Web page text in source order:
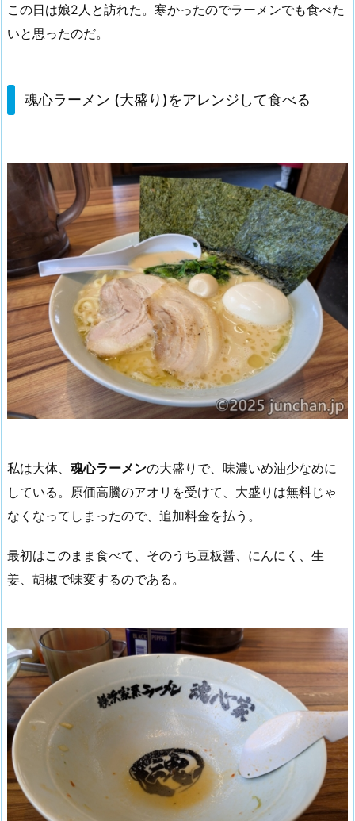
この日は娘2人と訪れた。寒かったのでラーメンでも食べた
いと思ったのだ。
魂心ラーメン (大盛り)をアレンジして食べる
私は大体、 魂心ラーメンの大盛りで、味濃いめ油少なめに
している。原価高騰のアオリを受けて、大盛りは無料じゃ
なくなってしまったので、追加料金を払う。
最初はこのまま食べて、そのうち豆板醤、にんにく、生
姜、胡椒で味変するのである。